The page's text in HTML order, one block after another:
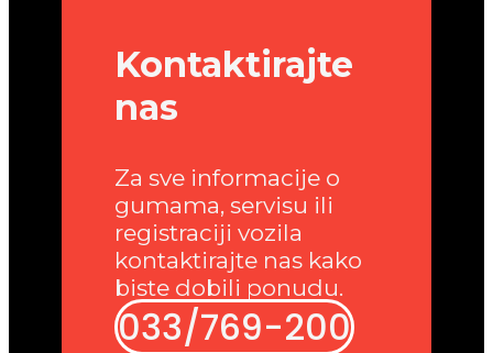
Kontaktirajte
nas
Za sve informacije o
gumama, servisu ili
registraciji vozila
kontaktirajte nas kako
biste dobili ponudu.
033/769-200